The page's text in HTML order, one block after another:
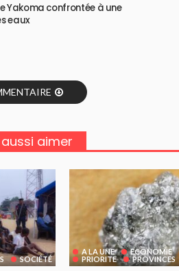
Yakoma confrontée à une
eaux
aimer
SOCIÉTÉ
A LA UNE
ECONOMIE
PRIORITE
PROVINCES